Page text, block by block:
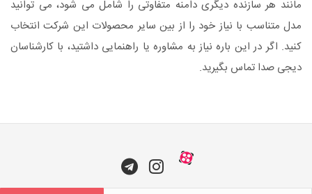
مانند هر سازنده دیگری دامنه متفاوتی را شامل می شود، می توانید
مدل متناسب با نیاز خود را از بین سایر محصولات این شرکت انتخاب
کنید. اگر در این باره نیاز به مشاوره یا راهنمایی داشتید، با کارشناسان
دیجی صدا تماس بگیرید.